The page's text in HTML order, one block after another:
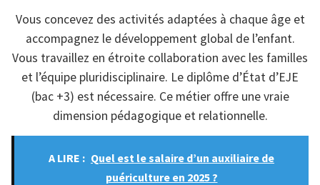
Vous concevez des activités adaptées à chaque âge et
accompagnez le développement global de l’enfant.
Vous travaillez en étroite collaboration avec les familles
et l’équipe pluridisciplinaire. Le diplôme d’État d’EJE
(bac +3) est nécessaire. Ce métier offre une vraie
dimension pédagogique et relationnelle.
A LIRE : Quel est le salaire d’un auxiliaire de
puériculture en 2025 ?